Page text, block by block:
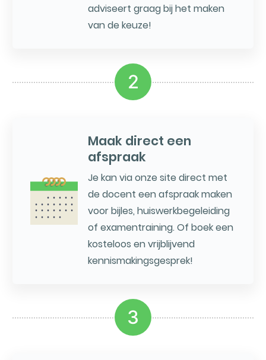
adviseert graag bij het maken
van de keuze!
2
Maak direct een
afspraak
Je kan via onze site direct met
de docent een afspraak maken
voor bijles, huiswerkbegeleiding
of examentraining. Of boek een
kosteloos en vrijblijvend
kennismakingsgesprek!
3